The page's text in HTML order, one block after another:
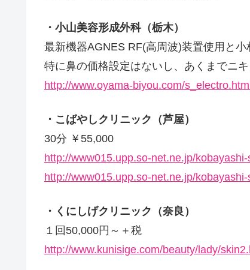
・小山美容形成外科（栃木）
最新機器AGNES RF(高周波)装置使用と小
特に鼻の価格設定はないし、あくまでニキ
http://www.oyama-biyou.com/
・こばやしクリニック（芦屋）
30分 ￥55,000
http://www015.upp.so-net.ne.jp/
http://www015.upp.so-net.ne.jp/
・くにしげクリニック（奈良）
１回50,000円～＋税
http://www.kunisige.com/beauty/lady/